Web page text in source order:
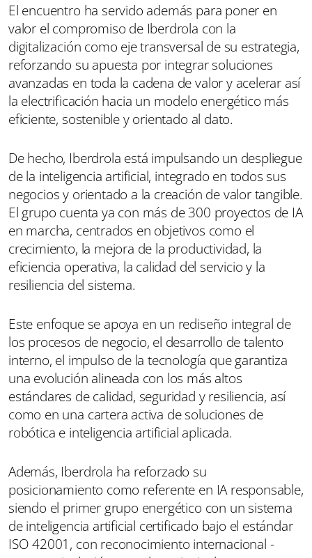
El encuentro ha servido además para poner en
valor el compromiso de Iberdrola con la
digitalización como eje transversal de su estrategia,
reforzando su apuesta por integrar soluciones
avanzadas en toda la cadena de valor y acelerar así
la electrificación hacia un modelo energético más
eficiente, sostenible y orientado al dato.
De hecho, Iberdrola está impulsando un despliegue
de la inteligencia artificial, integrado en todos sus
negocios y orientado a la creación de valor tangible.
El grupo cuenta ya con más de 300 proyectos de IA
en marcha, centrados en objetivos como el
crecimiento, la mejora de la productividad, la
eficiencia operativa, la calidad del servicio y la
resiliencia del sistema.
Este enfoque se apoya en un rediseño integral de
los procesos de negocio, el desarrollo de talento
interno, el impulso de la tecnología que garantiza
una evolución alineada con los más altos
estándares de calidad, seguridad y resiliencia, así
como en una cartera activa de soluciones de
robótica e inteligencia artificial aplicada.
Además, Iberdrola ha reforzado su
posicionamiento como referente en IA responsable,
siendo el primer grupo energético con un sistema
de inteligencia artificial certificado bajo el estándar
ISO 42001, con reconocimiento internacional -